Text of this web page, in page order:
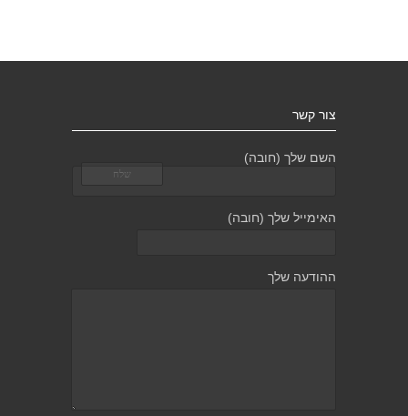
צור קשר
השם שלך (חובה)
האימייל שלך (חובה)
ההודעה שלך